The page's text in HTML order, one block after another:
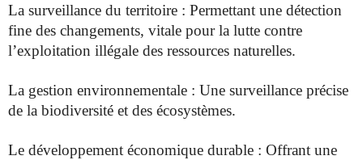
La surveillance du territoire : Permettant une détection
fine des changements, vitale pour la lutte contre
l’exploitation illégale des ressources naturelles.
La gestion environnementale : Une surveillance précise
de la biodiversité et des écosystèmes.
Le développement économique durable : Offrant une